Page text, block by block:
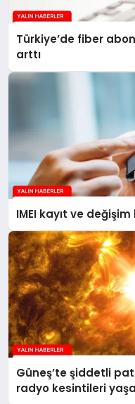
Türkiye’de fiber
arttı
IMEI kayıt ve
Güneş’te şiddetli
radyo kesintileri